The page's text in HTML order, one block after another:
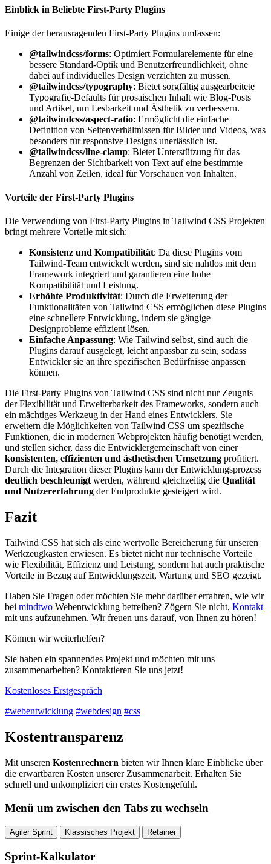
Einblick in Beliebte First-Party Plugins
Einige der herausragenden First-Party Plugins umfassen:
@tailwindcss/forms: Optimiert Formularelemente für eine
bessere Standard-Optik und Benutzerfreundlichkeit, ohne
dabei auf individuelles Design verzichten zu müssen.
@tailwindcss/typography: Bietet sorgfältig ausgearbeitete
Typografie-Defaults für prosaischen Inhalt wie Blog-Posts
und Artikel, um Lesbarkeit und Ästhetik zu verbessern.
@tailwindcss/aspect-ratio: Ermöglicht die einfache
Definition von Seitenverhältnissen für Bilder und Videos, was
besonders für responsive Designs unerlässlich ist.
@tailwindcss/line-clamp: Bietet Unterstützung für das
Begrenzen der Sichtbarkeit von Text auf eine bestimmte
Anzahl von Zeilen, ideal für Vorschauen von Inhalten.
Vorteile der First-Party Plugins
Die Verwendung von First-Party Plugins in Tailwind CSS Projekten
bringt mehrere Vorteile mit sich:
Konsistenz und Kompatibilität: Da diese Plugins vom
Tailwind-Team entwickelt werden, sind sie nahtlos mit dem
Framework integriert und garantieren eine hohe
Kompatibilität und Leistung.
Erhöhte Produktivität: Durch die Erweiterung der
Funktionalitäten von Tailwind CSS ermöglichen diese Plugins
eine schnellere Entwicklung, indem sie gängige
Designprobleme effizient lösen.
Einfache Anpassung: Wie Tailwind selbst, sind auch die
Plugins darauf ausgelegt, leicht anpassbar zu sein, sodass
Entwickler sie an ihre spezifischen Bedürfnisse anpassen
können.
Die First-Party Plugins von Tailwind CSS sind nicht nur Zeugnis
der Flexibilität und Erweiterbarkeit des Frameworks, sondern auch
ein mächtiges Werkzeug in der Hand eines Entwicklers. Sie
erweitern die Möglichkeiten von Tailwind CSS um spezifische
Funktionen, die in modernen Webprojekten häufig benötigt werden,
und stellen sicher, dass die Entwicklergemeinschaft von einer
konsistenten, effizienten und ästhetischen Umsetzung profitiert.
Durch die Integration dieser Plugins kann der Entwicklungsprozess
deutlich beschleunigtwerden, während gleichzeitig die Qualität
und Nutzererfahrung der Endprodukte gesteigert wird.
Fazit
Tailwind CSS hat sich als eine wertvolle Bereicherung für unseren
Werkzeugkasten erwiesen. Es bietet nicht nur technische Vorteile
wie Flexibilität, Effizienz und Leistung, sondern hat auch praktische
Vorteile in Bezug auf Entwicklungszeit, Wartung und SEO gezeigt.
Haben Sie Fragen oder möchten Sie mehr darüber erfahren, wie wir
bei mindtwo Webentwicklung betreiben? Zögern Sie nicht, Kontakt
mit uns aufzunehmen. Wir freuen uns darauf, von Ihnen zu hören!
Können wir weiterhelfen?
Sie haben ein spannendes Projekt und möchten mit uns
zusammenarbeiten? Kontaktieren Sie uns jetzt!
Kostenloses Erstgespräch
#webentwicklung #webdesign #css
Kostentransparenz
Mit unseren Kostenrechnern bieten wir Ihnen klare Einblicke über
die erwartbaren Kosten unserer Zusammenarbeit. Erhalten Sie
schnell und unkompliziert ein erstes Kostengefühl.
Menü um zwischen den Tabs zu wechseln
Agiler Sprint Klassisches Projekt Retainer
Sprint-Kalkulator